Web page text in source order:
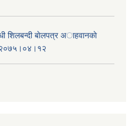
बाेलपत्र अाहवानकाे
२०७५।०४।१२